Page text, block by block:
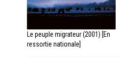
Le peuple migrateur (2001) [En
ressortie nationale]